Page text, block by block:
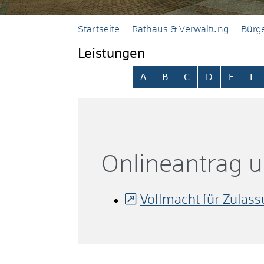
Startseite Rathaus & Verwaltung
Leistungen
Alphabetisches Register
A B C D E F
Onlineantrag
Vollmacht für